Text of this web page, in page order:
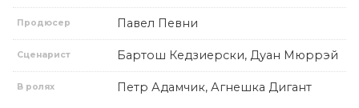
Продюсер Павел Певни
Сценарист Бартош Кедзиерски, Дуан Мюррэй
В ролях Петр Адамчик, Агнешка Дигант